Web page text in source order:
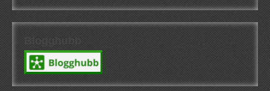
Blogghubb